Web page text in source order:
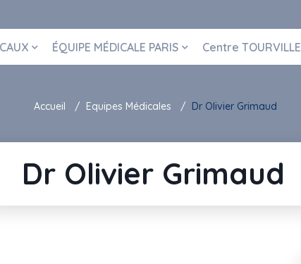
ÉQUIPE MÉDICALE PARIS Centre TOURVILLE
Accueil Equipes Médicales Dr Olivier Grimaud
Dr Olivier Grimaud